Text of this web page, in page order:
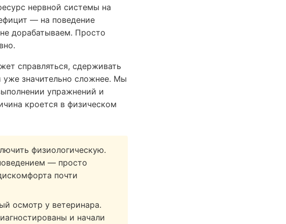
нервной системы на
— на поведение
дорабатываем. Просто
справляться, сдерживать
уже значительно сложнее. Мы
упражнений и
кроется в физическом
физиологическую.
— просто
почти
осмотр у ветеринара.
и начали